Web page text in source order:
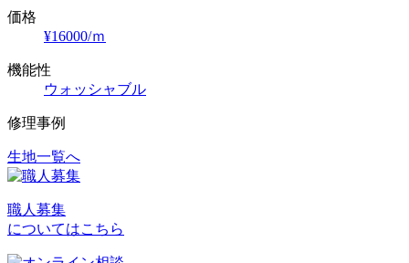
価格
¥16000/ｍ
機能性
ウォッシャブル
修理事例
投
ナ
ビ
生地一覧へ
職人募集
についてはこちら